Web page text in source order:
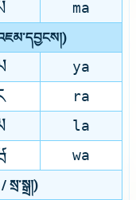
ma
ya
ra
la
wa
སྲ་སྒྲ།)